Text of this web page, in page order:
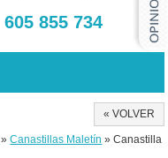
605 855 734
« VOLVER
»Canastillas Maletín » Canastilla